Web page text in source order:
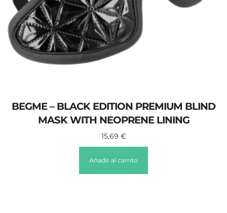
BEGME – BLACK EDITION PREMIUM BLIND
MASK WITH NEOPRENE LINING
15,69 €
Añadir al carrito